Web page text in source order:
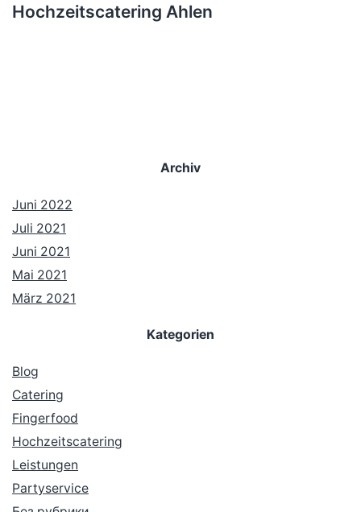
Hochzeitscatering Ahlen
Archiv
Juni 2022
Juli 2021
Juni 2021
Mai 2021
März 2021
Kategorien
Blog
Catering
Fingerfood
Hochzeitscatering
Leistungen
Partyservice